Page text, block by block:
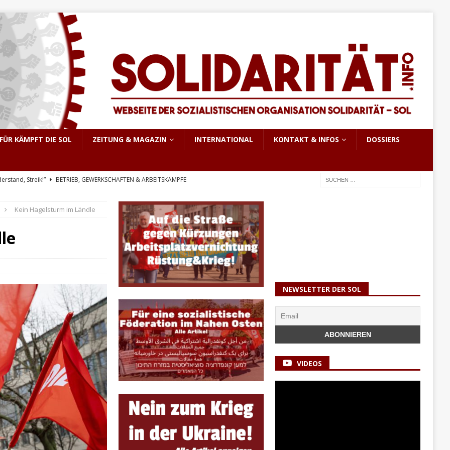
KÄMPFT DIE SOL ZEITUNG & MAGAZIN INTERNATIONAL KONTAKT & INFOS DOSSIERS
Streik!”
BETRIEB, GEWERKSCHAFTEN & ARBEITSKÄMPFE
Aufstand im pakistanisch verwalteten Kaschmir
INTERNATIONALES
sondern Notwendigkeit
THEORIE & GESCHICHTE
– ein lebendiges Forum für marxistische Diskussionen und Debatten
Kein Hagelsturm im Ländle
NEWSLETTER DER SOL
VIDEOS